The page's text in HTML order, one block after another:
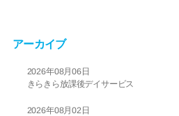
アーカイブ
2026年08月06日
きらきら放課後デイサービス
2026年08月02日